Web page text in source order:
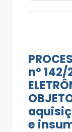
nº 142/
e